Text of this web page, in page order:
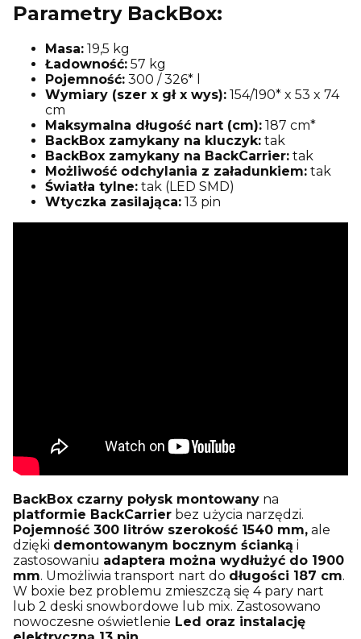
Parametry BackBox:
Masa: 19,5 kg
Ładowność: 57 kg
Pojemność: 300 / 326* l
Wymiary (szer x gł x wys): 154/190* x 53 x 74
cm
Maksymalna długość nart (cm): 187 cm*
BackBox zamykany na kluczyk: tak
BackBox zamykany na BackCarrier: tak
Możliwość odchylania z załadunkiem: tak
Światła tylne: tak (LED SMD)
Wtyczka zasilająca: 13 pin
BackBox czarny połysk montowany na
platformie BackCarrier bez użycia narzędzi.
Pojemność 300 litrów szerokość 1540 mm, ale
dzięki demontowanym bocznym ścianką i
zastosowaniu adaptera można wydłużyć do 1900
mm. Umożliwia transport nart do długości 187 cm.
W boxie bez problemu zmieszczą się 4 pary nart
lub 2 deski snowbordowe lub mix. Zastosowano
nowoczesne oświetlenie Led oraz instalację